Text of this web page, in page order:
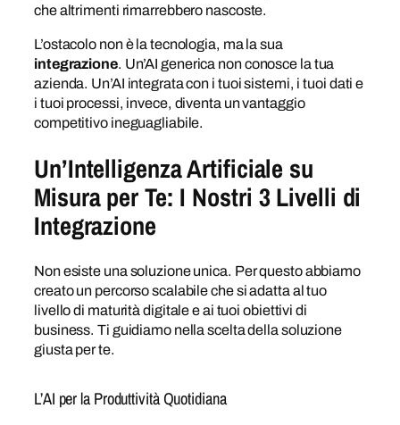
che altrimenti rimarrebbero nascoste.
L’ostacolo non è la tecnologia, ma la sua
integrazione. Un’AI generica non conosce la tua
azienda. Un’AI integrata con i tuoi sistemi, i tuoi dati e
i tuoi processi, invece, diventa un vantaggio
competitivo ineguagliabile.
Un’Intelligenza Artificiale su
Misura per Te: I Nostri 3 Livelli di
Integrazione
Non esiste una soluzione unica. Per questo abbiamo
creato un percorso scalabile che si adatta al tuo
livello di maturità digitale e ai tuoi obiettivi di
business. Ti guidiamo nella scelta della soluzione
giusta per te.
L’AI per la Produttività Quotidiana